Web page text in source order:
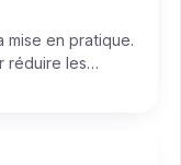
mise en pratique.
réduire les